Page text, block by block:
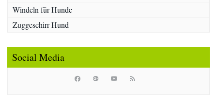
Windeln für Hunde
Zuggeschirr Hund
Social Media